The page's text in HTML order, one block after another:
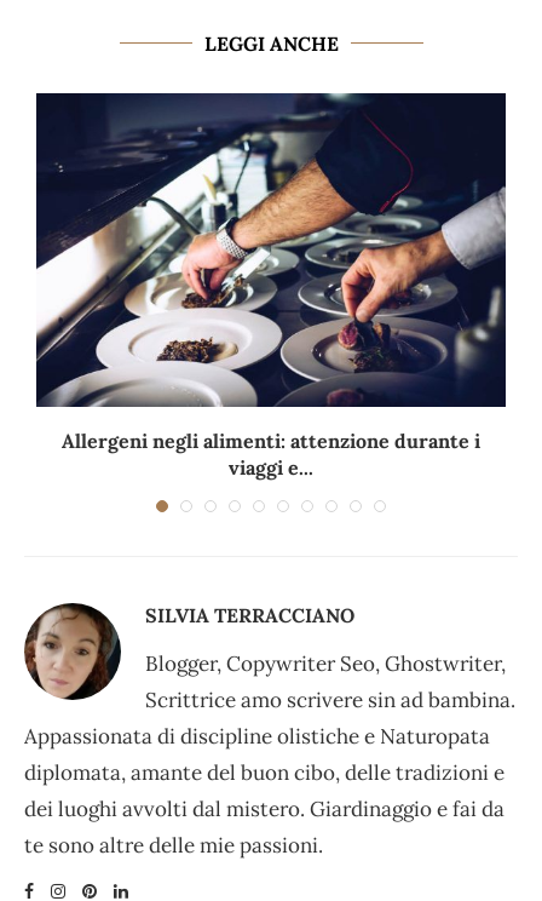
LEGGI ANCHE
Allergeni negli alimenti: attenzione durante i
viaggi e...
SILVIA TERRACCIANO
Blogger, Copywriter Seo, Ghostwriter,
Scrittrice amo scrivere sin ad bambina.
Appassionata di discipline olistiche e Naturopata
diplomata, amante del buon cibo, delle tradizioni e
dei luoghi avvolti dal mistero. Giardinaggio e fai da
te sono altre delle mie passioni.